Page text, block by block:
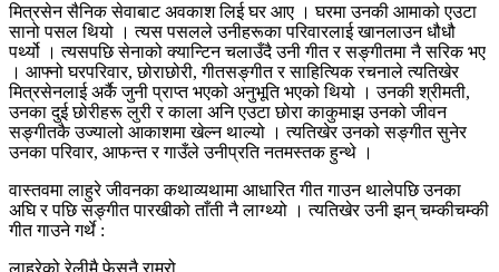
मित्रसेन सैनिक सेवाबाट अवकाश लिई घर आए । घरमा उनकी आमाको एउटा
सानो पसल थियो । त्यस पसलले उनीहरूका परिवारलाई खानलाउन धौधौ
पर्थ्यो । त्यसपछि सेनाको क्यान्टिन चलाउँदै उनी गीत र सङ्गीतमा नै सरिक भए
। आफ्नो घरपरिवार, छोराछोरी, गीतसङ्गीत र साहित्यिक रचनाले त्यतिखेर
मित्रसेनलाई अर्कै जुनी प्राप्त भएको अनुभूति भएको थियो । उनकी श्रीमती,
उनका दुई छोरीहरू लुरी र काला अनि एउटा छोरा काकुमाझ उनको जीवन
सङ्गीतकै उज्यालो आकाशमा खेल्न थाल्यो । त्यतिखेर उनको सङ्गीत सुनेर
उनका परिवार, आफन्त र गाउँले उनीप्रति नतमस्तक हुन्थे ।
वास्तवमा लाहुरे जीवनका कथाव्यथामा आधारित गीत गाउन थालेपछि उनका
अघि र पछि सङ्गीत पारखीको ताँती नै लाग्थ्यो । त्यतिखेर उनी झन् चम्कीचम्की
गीत गाउने गर्थे :
लाहुरेको रेलीमै फेसनै राम्रो